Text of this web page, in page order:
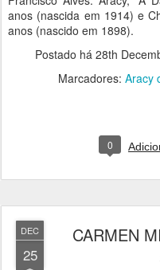
anos (nascida em 1914) e
anos (nascido em 1898).
Postado há 28th
Marcadores: Aracy
0
DEC
25
CARMEN